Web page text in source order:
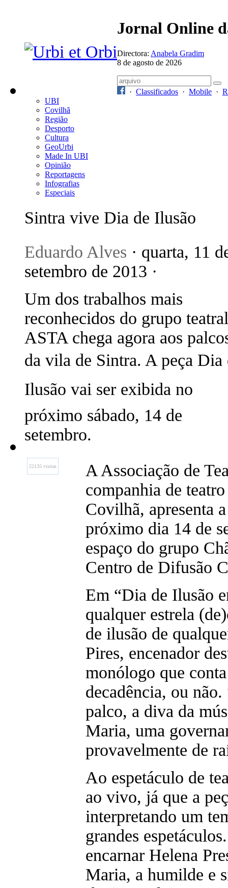
Jornal Online
Directora: Anabela Gradim
8 de agosto de 2026
· Classificados · Mobile ·
UBI
Covilhã
Região
Desporto
Cultura
GeoUrbi
Made In UBI
Opinião
Reportagens
Infografias
Especiais
Sintra vive Dia de Ilusão
Eduardo Alves · quarta, 11
setembro de 2013 ·
Um dos trabalhos mais
reconhecidos do grupo teatral
ASTA chega agora aos
da vila de Sintra. A peça Dia
Ilusão vai ser exibida no
próximo sábado, 14 de
setembro.
22135 visitas
A Associação de
companhia de
Covilhã, apresenta
próximo dia 14 de
espaço do grupo
Centro de Difusão
Em “Dia de Ilusão
qualquer estrela
de ilusão de
Pires, encenador
monólogo que
decadência, ou
palco, a diva da
Maria, uma
provavelmente de
Ao espetáculo de
ao vivo, já que a
interpretando um
grandes
encarnar Helena
Maria, a humilde e